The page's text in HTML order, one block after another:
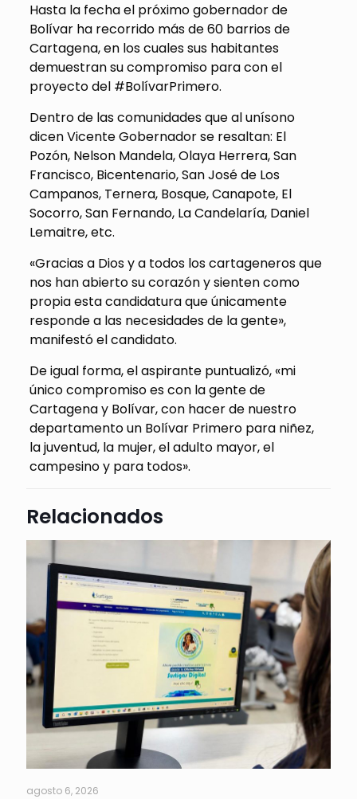
Hasta la fecha el próximo gobernador de
Bolívar ha recorrido más de 60 barrios de
Cartagena, en los cuales sus habitantes
demuestran su compromiso para con el
proyecto del #BolívarPrimero.
Dentro de las comunidades que al unísono
dicen Vicente Gobernador se resaltan: El
Pozón, Nelson Mandela, Olaya Herrera, San
Francisco, Bicentenario, San José de Los
Campanos, Ternera, Bosque, Canapote, El
Socorro, San Fernando, La Candelaría, Daniel
Lemaitre, etc.
«Gracias a Dios y a todos los cartageneros que
nos han abierto su corazón y sienten como
propia esta candidatura que únicamente
responde a las necesidades de la gente»,
manifestó el candidato.
De igual forma, el aspirante puntualizó, «mi
único compromiso es con la gente de
Cartagena y Bolívar, con hacer de nuestro
departamento un Bolívar Primero para niñez,
la juventud, la mujer, el adulto mayor, el
campesino y para todos».
Relacionados
agosto 6, 2026